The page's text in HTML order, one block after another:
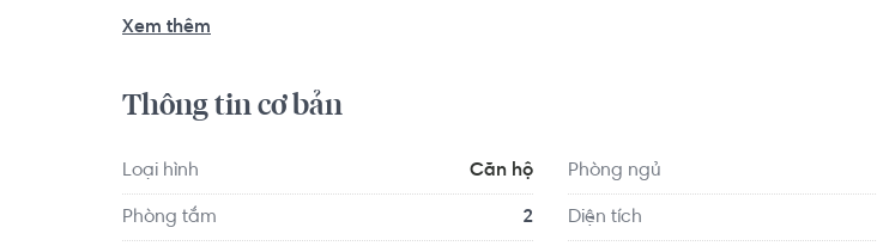
quanh như: Phòng khám Đa khoa Thái Hòa, Trạm Y Tế Phường 18 Quận 4...
Xem thêm
Thông tin cơ bản
Loại hình Căn hộ Phòng ngủ
Phòng tắm 2 Diện tích